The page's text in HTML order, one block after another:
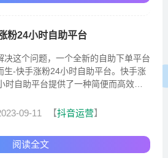
粉24小时自助平台
决这个问题，一个全新的自助下单平台
生-快手涨粉24小时自助平台。快手涨
时自助平台提供了一种简便而高效的
。平台支持精准定位，用户可以根据所
的用户，提高粉丝的质量。平台也提供
时在线客服...
09-11 【抖音运营】
阅读全文